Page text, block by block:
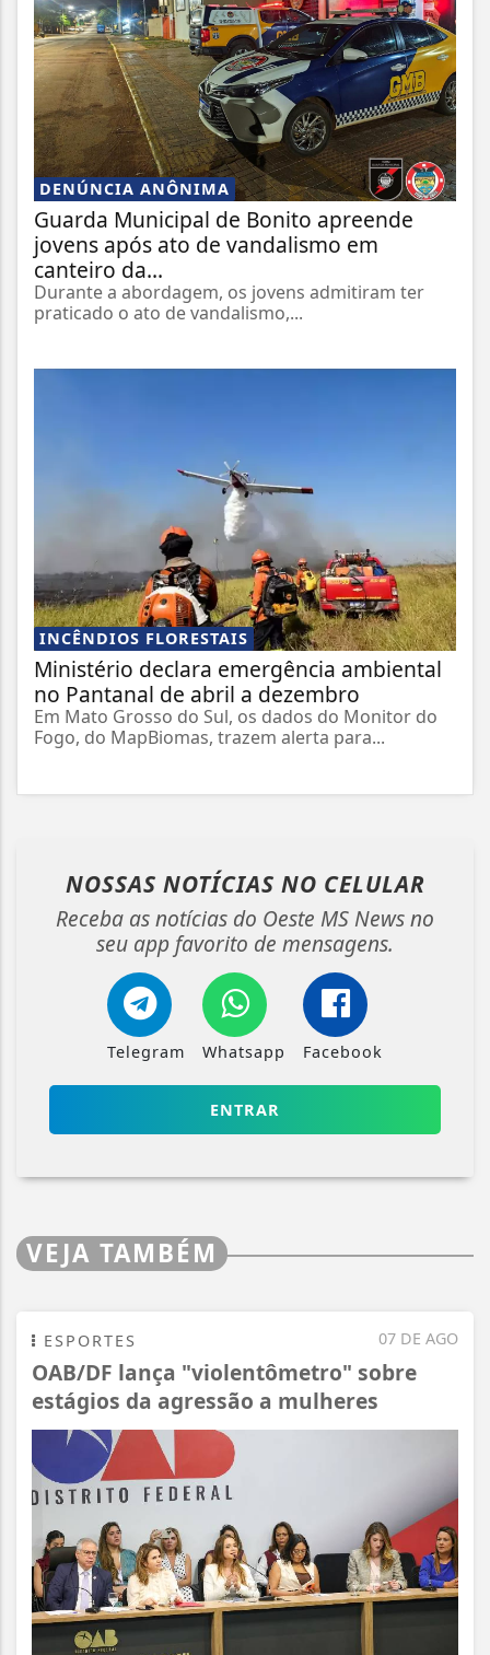
DENÚNCIA ANÔNIMA
Guarda Municipal de Bonito apreende
jovens após ato de vandalismo em
canteiro da...
Durante a abordagem, os jovens admitiram ter
praticado o ato de vandalismo,...
INCÊNDIOS FLORESTAIS
Ministério declara emergência ambiental
no Pantanal de abril a dezembro
Em Mato Grosso do Sul, os dados do Monitor do
Fogo, do MapBiomas, trazem alerta para...
NOSSAS NOTÍCIAS NO CELULAR
Receba as notícias do Oeste MS News no
seu app favorito de mensagens.
Telegram Whatsapp Facebook
ENTRAR
VEJA TAMBÉM
07 DE AGO
ESPORTES
OAB/DF lança "violentômetro" sobre
estágios da agressão a mulheres